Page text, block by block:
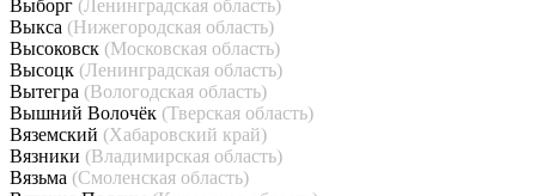
Выборг (Ленинградская область)
Выкса (Нижегородская область)
Высоковск (Московская область)
Высоцк (Ленинградская область)
Вытегра (Вологодская область)
Вышний Волочёк (Тверская область)
Вяземский (Хабаровский край)
Вязники (Владимирская область)
Вязьма (Смоленская область)